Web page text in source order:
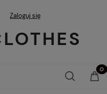
Zaloguj się